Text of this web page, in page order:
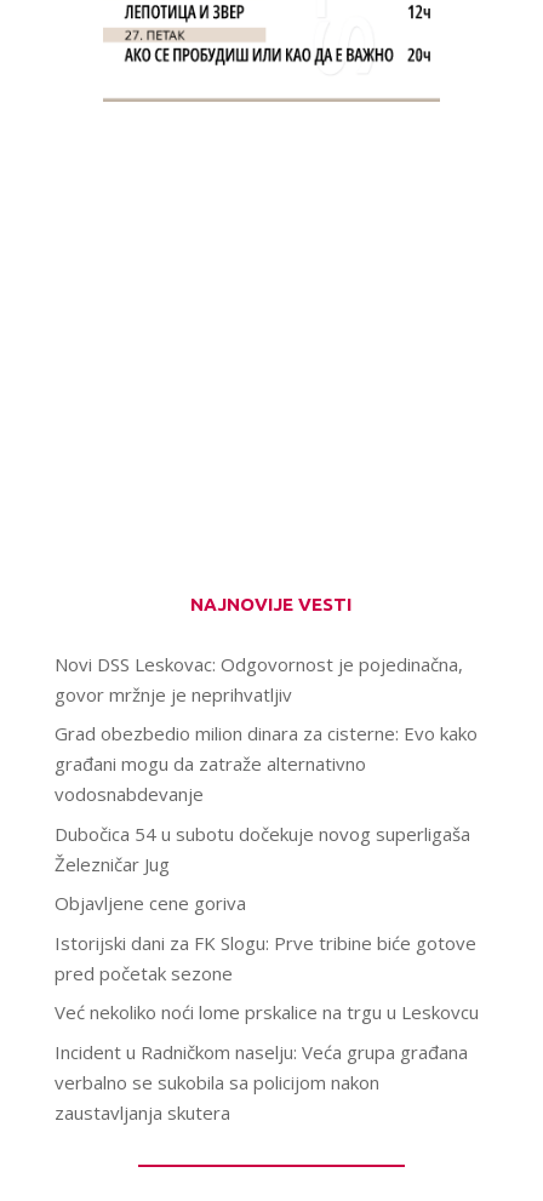
NAJNOVIJE VESTI
Novi DSS Leskovac: Odgovornost je pojedinačna,
govor mržnje je neprihvatljiv
Grad obezbedio milion dinara za cisterne: Evo kako
građani mogu da zatraže alternativno
vodosnabdevanje
Dubočica 54 u subotu dočekuje novog superligaša
Železničar Jug
Objavljene cene goriva
Istorijski dani za FK Slogu: Prve tribine biće gotove
pred početak sezone
Već nekoliko noći lome prskalice na trgu u Leskovcu
Incident u Radničkom naselju: Veća grupa građana
verbalno se sukobila sa policijom nakon
zaustavljanja skutera